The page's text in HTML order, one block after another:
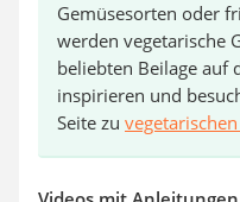
Gemüsesorten oder
werden vegetarische
beliebten Beilage auf
inspirieren und
Seite zu